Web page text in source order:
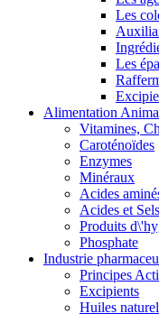
Les
Les
Alimentation
Vitamines,
Caroténoïdes
Enzymes
Minéraux
Acides
Acides et
Produits
Phosphate
Industrie
Principes
Excipients
Huiles